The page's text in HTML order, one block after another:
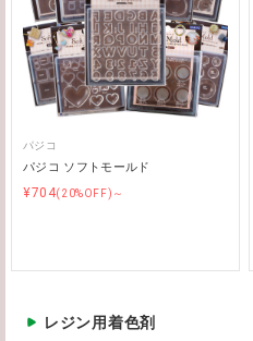
パジコ
パジコ ソフトモールド
¥704(20%OFF)～
レジン用着色剤